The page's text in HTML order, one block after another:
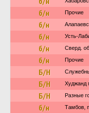
б/н Прочие
б/н
б/н Усть-
б/н Сверд.
б/н Прочие
Б/Н
Б/Н Худжанд
Б/Н Разные
б/н Тамбов,